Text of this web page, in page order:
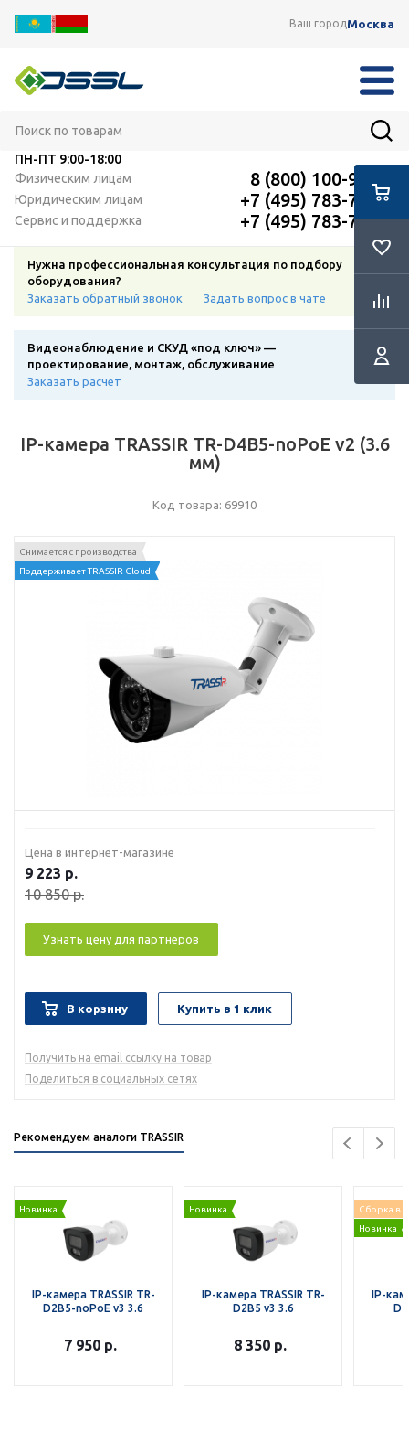
Ваш городМосква
ПН-ПТ 9:00-18:00
Физическим лицам
8 (800) 100-91-12
Юридическим лицам +7 (495) 783-72-87
Сервис и поддержка +7 (495) 783-72-87
Нужна профессиональная консультация по подбору
оборудования?
Заказать обратный звонок
Задать вопрос в чате
Видеонаблюдение и СКУД «под ключ» —
проектирование, монтаж, обслуживание
Заказать расчет
IP-камера TRASSIR TR-D4B5-noPoE v2 (3.6
мм)
Код товара: 69910
Снимается с производства
Поддерживает TRASSIR Cloud
Цена в интернет-магазине
9 223 р.
10 850р.
Узнать цену для партнеров
В корзину Купить в 1 клик
Получить на email ссылку на товар
Поделиться в социальных сетях
Рекомендуем аналоги TRASSIR
Новинка
IP-камера TRASSIR TR-
D2B5-noPoE v3 3.6
7 950р.
Новинка
IP-камера TRASSIR TR-
D2B5 v3 3.6
8 350р.
Сборка в
Новинка
IP-